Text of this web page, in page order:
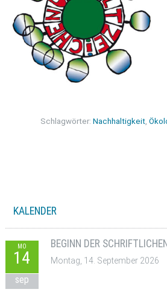
Schlagwörter:Nachhaltigkeit,
KALENDER
MO
14
sep
BEGINN DER
Montag, 14. September 2026